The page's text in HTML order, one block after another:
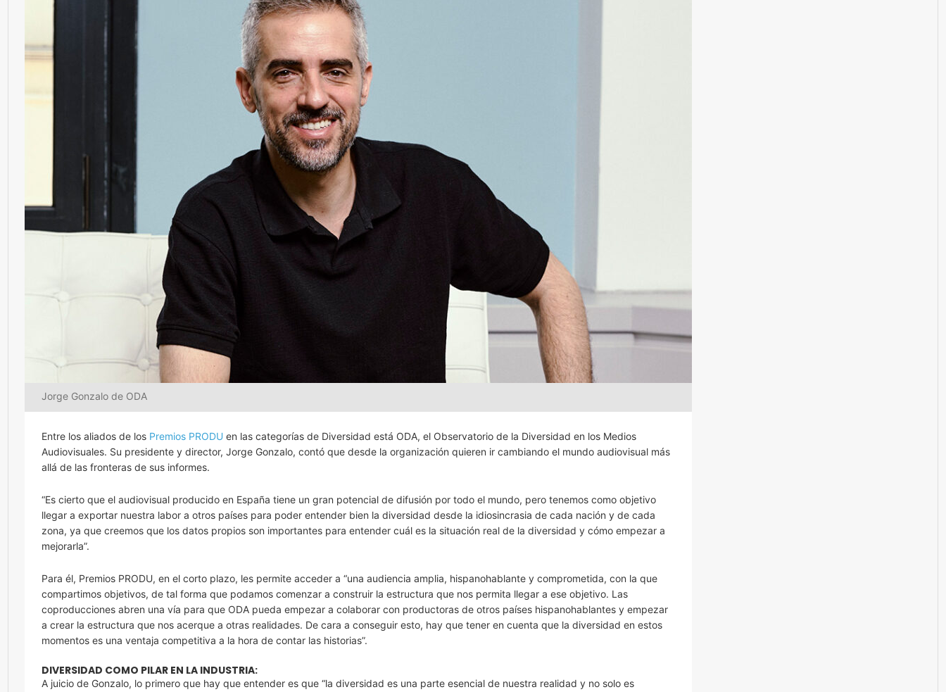
Jorge Gonzalo de ODA
Entre los aliados de los Premios PRODU en las categorías de Diversidad está ODA, el Observatorio de la Diversidad en los Medios
Audiovisuales. Su presidente y director, Jorge Gonzalo, contó que desde la organización quieren ir cambiando el mundo audiovisual más
allá de las fronteras de sus informes.
“Es cierto que el audiovisual producido en España tiene un gran potencial de difusión por todo el mundo, pero tenemos como objetivo
llegar a exportar nuestra labor a otros países para poder entender bien la diversidad desde la idiosincrasia de cada nación y de cada
zona, ya que creemos que los datos propios son importantes para entender cuál es la situación real de la diversidad y cómo empezar a
mejorarla”.
Para él, Premios PRODU, en el corto plazo, les permite acceder a “una audiencia amplia, hispanohablante y comprometida, con la que
compartimos objetivos, de tal forma que podamos comenzar a construir la estructura que nos permita llegar a ese objetivo. Las
coproducciones abren una vía para que ODA pueda empezar a colaborar con productoras de otros países hispanohablantes y empezar
a crear la estructura que nos acerque a otras realidades. De cara a conseguir esto, hay que tener en cuenta que la diversidad en estos
momentos es una ventaja competitiva a la hora de contar las historias”.
DIVERSIDAD COMO PILAR EN LA INDUSTRIA:
A juicio de Gonzalo, lo primero que hay que entender es que “la diversidad es una parte esencial de nuestra realidad y no solo es